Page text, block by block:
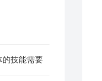
的技能需要